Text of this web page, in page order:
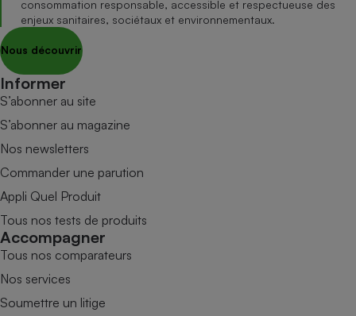
consommation responsable, accessible et respectueuse des
enjeux sanitaires, sociétaux et environnementaux.
Nous découvrir
Informer
S’abonner au site
S’abonner au magazine
Nos newsletters
Commander une parution
Appli Quel Produit
Tous nos tests de produits
Accompagner
Tous nos comparateurs
Nos services
Soumettre un litige